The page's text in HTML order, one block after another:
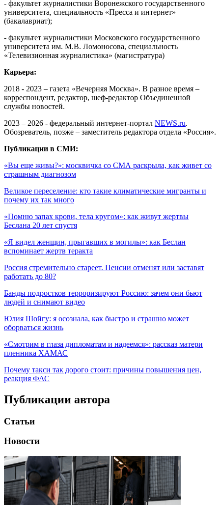
- факультет журналистики Воронежского государственного
университета, специальность «Пресса и интернет»
(бакалавриат);
- факультет журналистики Московского государственного
университета им. М.В. Ломоносова, специальность
«Телевизионная журналистика» (магистратура)
Карьера:
2018 - 2023 – газета «Вечерняя Москва». В разное время –
корреспондент, редактор, шеф-редактор Объединенной
службы новостей.
2023 – 2026 - федеральный интернет-портал NEWS.ru.
Обозреватель, позже – заместитель редактора отдела «Россия».
Публикации в СМИ:
«Вы еще живы?»: москвичка со СМА раскрыла, как живет со
страшным диагнозом
Великое переселение: кто такие климатические мигранты и
почему их так много
«Помню запах крови, тела кругом»: как живут жертвы
Беслана 20 лет спустя
«Я видел женщин, прыгавших в могилы»: как Беслан
вспоминает жертв теракта
Россия стремительно стареет. Пенсии отменят или заставят
работать до 80?
Банды подростков терроризируют Россию: зачем они бьют
людей и снимают видео
Юлия Шойгу: я осознала, как быстро и страшно может
оборваться жизнь
«Смотрим в глаза дипломатам и надеемся»: рассказ матери
пленника ХАМАС
Почему такси так дорого стоит: причины повышения цен,
реакция ФАС
Публикации автора
Статьи
Новости